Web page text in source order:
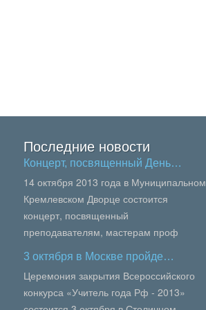
Последние новости
Концерт, посвященный День…
14 октября 2013 года в Муниципальном
Кремлевском Дворце состоится
концерт, посвященный
преподавателям, мастерам проф
образования, педагогам колледжей и
вузов Москвы.В сей...
3 октября в Москве пройде…
Церемония закрытия Всероссийского
конкурса «Учитель года Рф - 2013»